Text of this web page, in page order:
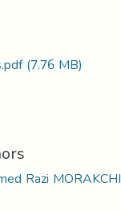
(7.76 MB)
Razi MORAKCHI